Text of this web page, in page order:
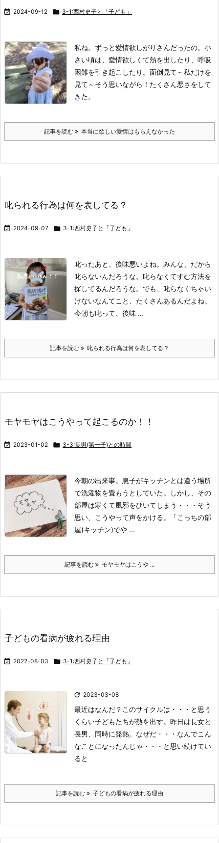
 2024-09-12  3-1:西村史子と「子ども」
私ね。 ずっと愛情欲しがりさんだったの。 小
さい頃は、愛情欲しくて熱を出したり、呼吸
困難を引き起こしたり。 面倒見て～私だけを
見て～ そう思いながら！たくさん悪さをして
きた。
記事を読む 本当に欲しい愛情はもらえなかった
叱られる行為は何を表してる？
 2024-09-07  3-1:西村史子と「子ども」
叱ったあと、後味悪いよね。 みんな、だから
叱らないんだろうな。 叱らなくてすむ方法を
探してるんだろうな。 でも、叱らなくちゃい
けないなんてこと、たくさんあるんだよね。
今朝も叱って、後味 ...
記事を読む 叱られる行為は何を表してる？
モヤモヤはこうやって起こるのか！！
 2023-01-02  3-3:長男(第一子)との時間
今朝の出来事。 息子がキッチンとは違う場所
で洗濯物を畳もうとしていた。
しかし、その
部屋は寒くて風邪をひいてしまう・・・ そう
思い、こうやって声をかける。
「こっちの部
屋(キッチン)でや ...
記事を読む モヤモヤはこうや ...
子どもの看病が疲れる理由
 2022-08-03  3-1:西村史子と「子ども」
 2023-03-08
最近はなんだ？このサイクルは・・・ と思う
くらい子どもたちが熱を出す。 昨日は長女と
長男、同時に発熱。 なぜだ・・・ なんでこん
なことになったんじゃ・・・と 思い続けてい
ると
記事を読む 子どもの看病が疲れる理由